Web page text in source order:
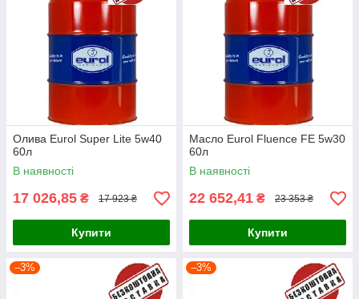
Олива Eurol Super Lite 5w40
60л
В наявності
17 026,85 ₴ 17 923 ₴
Купити
Масло Eurol Fluence FE 5w30
60л
В наявності
22 652,41 ₴ 23 353 ₴
Купити
–3% –3%